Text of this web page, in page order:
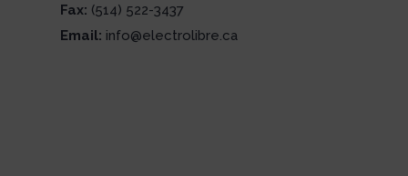
Fax: (514) 522-3437
Email: info@electrolibre.ca